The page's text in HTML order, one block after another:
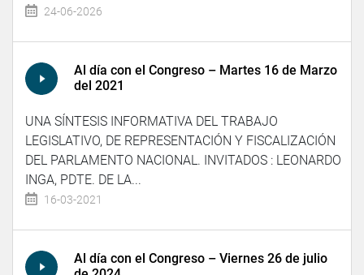
24-06-2026
Al día con el Congreso – Martes 16 de Marzo
del 2021
UNA SÍNTESIS INFORMATIVA DEL TRABAJO
LEGISLATIVO, DE REPRESENTACIÓN Y FISCALIZACIÓN
DEL PARLAMENTO NACIONAL. INVITADOS : LEONARDO
INGA, PDTE. DE LA...
16-03-2021
Al día con el Congreso – Viernes 26 de julio